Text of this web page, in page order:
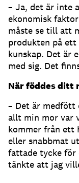
– Ja, det är inte
ekonomisk
måste se till att
produkten på
kunskap. Det är
med sig. Det
När föddes ditt
– Det är medfött
allt min mor var
kommer från ett
eller snabbmat
fattade tycke
tänkte att jag